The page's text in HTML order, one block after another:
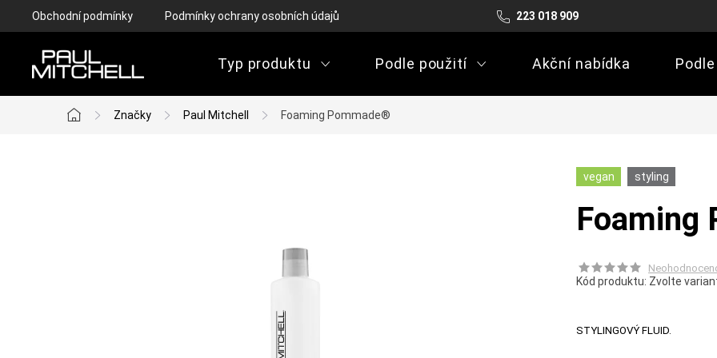
223 018 909
Obchodní podmínky Podmínky ochrany osobních údajů
Typ produktu Podle použití Akční nabídka
Domů
Značky Paul Mitchell Foaming Pommade®
vegan styling
Foaming
Kód produktu: Zvolte
STYLINGOVÝ FLUID.